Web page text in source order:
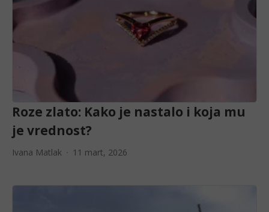
Roze zlato: Kako je nastalo i koja mu
je vrednost?
Ivana Matlak 11 mart, 2026